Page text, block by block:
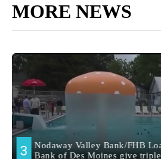
MORE NEWS